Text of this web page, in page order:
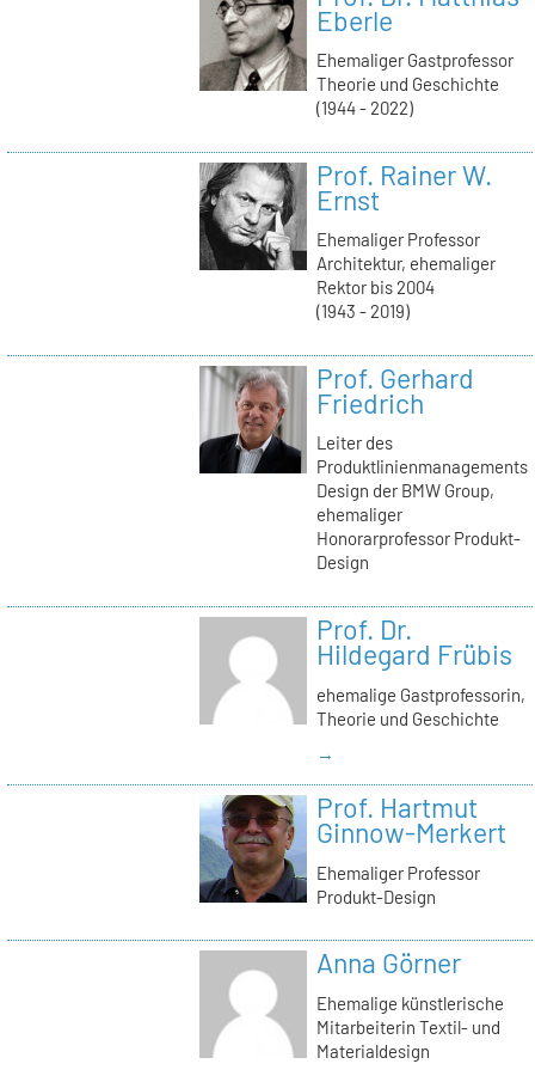
Eberle
Ehemaliger Gastprofessor
Theorie und Geschichte
(1944 - 2022)
Prof. Rainer W.
Ernst
Ehemaliger Professor
Architektur, ehemaliger
Rektor bis 2004
(1943 - 2019)
Prof. Gerhard
Friedrich
Leiter des
Produktlinienmanagements
Design der BMW Group,
ehemaliger
Honorarprofessor Produkt-
Design
Prof. Dr.
Hildegard Frübis
ehemalige Gastprofessorin,
Theorie und Geschichte
→
Prof. Hartmut
Ginnow-Merkert
Ehemaliger Professor
Produkt-Design
Anna Görner
Ehemalige künstlerische
Mitarbeiterin Textil- und
Materialdesign